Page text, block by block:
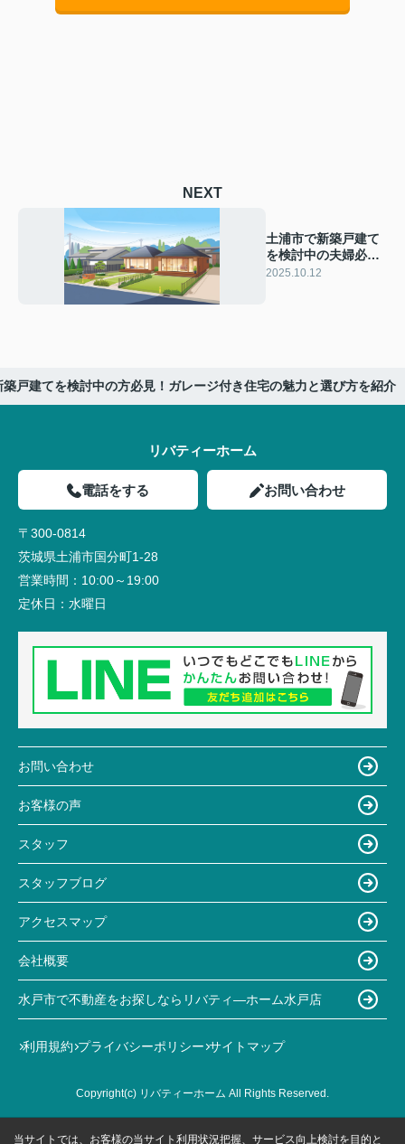
NEXT
土浦市で新築戸建て
を検討中の夫婦必
見！趣味を楽しめる
2025.10.12
築戸建てを検討中の方必見！ガレージ付き住宅の魅力と選び方を紹介
リバティーホーム
電話をする お問い合わせ
〒300-0814
茨城県土浦市国分町1-28
営業時間： 10:00～19:00
定休日： 水曜日
お問い合わせ
お客様の声
スタッフ
スタッフブログ
アクセスマップ
会社概要
水戸市で不動産をお探しならリバティ―ホーム水戸店
利用規約 プライバシーポリシー サイトマップ
Copyright(c) リバティーホーム All Rights Reserved.
当サイトでは、お客様の当サイト利用状況把握、サービス向上検討を目的と